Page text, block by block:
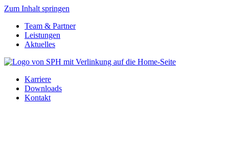
Zum Inhalt springen
Team & Partner
Leistungen
Aktuelles
Karriere
Downloads
Kontakt